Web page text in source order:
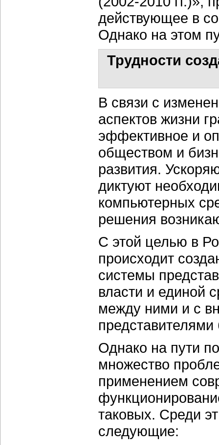
действующее в
Однако на этом
Трудности
В связи с
аспектов жизни
эффективное и
обществом и
развития.
диктуют
компьютерных
решения
С этой целью в
происходит
системы
власти и единой
между ними и с
Однако на пути
множество
применением
таковых. Среди
следующие: